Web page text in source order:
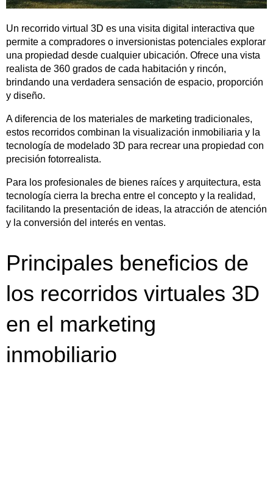
Un recorrido virtual 3D es una visita digital interactiva que
permite a compradores o inversionistas potenciales explorar
una propiedad desde cualquier ubicación. Ofrece una vista
realista de 360 grados de cada habitación y rincón,
brindando una verdadera sensación de espacio, proporción
y diseño.
A diferencia de los materiales de marketing tradicionales,
estos recorridos combinan la visualización inmobiliaria y la
tecnología de modelado 3D para recrear una propiedad con
precisión fotorrealista.
Para los profesionales de bienes raíces y arquitectura, esta
tecnología cierra la brecha entre el concepto y la realidad,
facilitando la presentación de ideas, la atracción de atención
y la conversión del interés en ventas.
Principales beneficios de
los recorridos virtuales 3D
en el marketing
inmobiliario